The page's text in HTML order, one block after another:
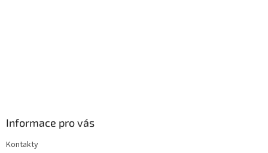
Informace pro vás
Kontakty